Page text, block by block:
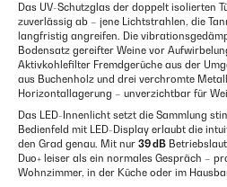
Das UV-Schutzglas der doppelt isolierten
zuverlässig ab – jene Lichtstrahlen, die
langfristig angreifen. Die
Bodensatz gereifter Weine vor
Aktivkohlefilter Fremdgerüche aus der
aus Buchenholz und drei verchromte
Horizontallagerung – unverzichtbar für
Das LED-Innenlicht setzt die Sammlung
Bedienfeld mit LED-Display erlaubt die
den Grad genau. Mit nur 39 dB
Duo+ leiser als ein normales Gespräch –
Wohnzimmer, in der Küche oder im